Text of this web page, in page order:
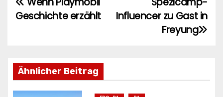
B
e
t
r
Influencer zu Gast in
Freyung
Geschichte erzählt
Ähnlicher Beitrag